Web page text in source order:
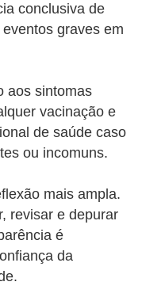
conclusiva de
graves em
aos sintomas
vacinação e
de saúde caso
ou incomuns.
mais ampla.
revisar e depurar
é
da